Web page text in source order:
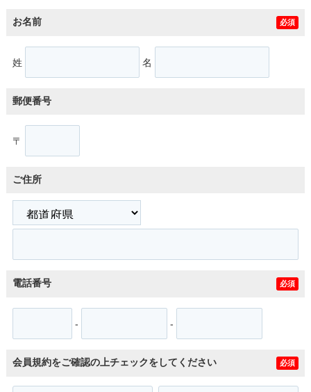
お名前 必須
姓 名
郵便番号
〒
ご住所
電話番号 必須
- -
会員規約をご確認の上チェックをしてください 必須